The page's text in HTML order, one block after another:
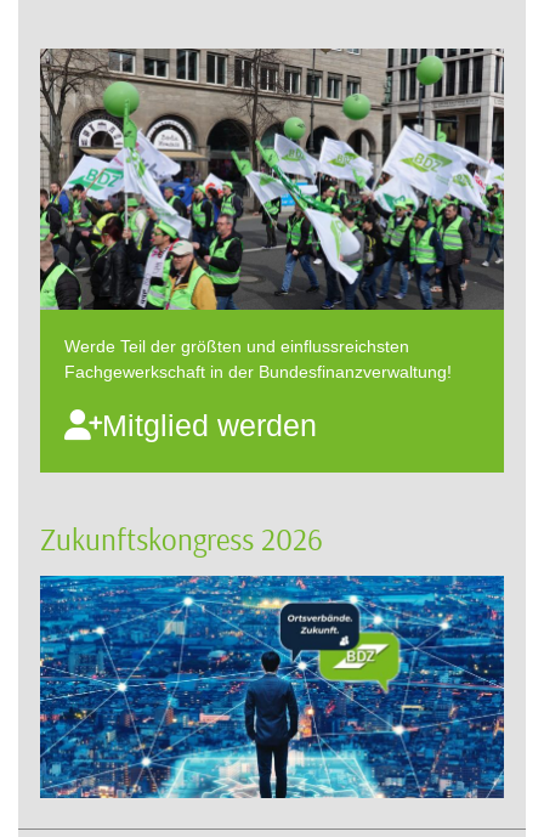
Werde Teil der größten und einflussreichsten
Fachgewerkschaft in der Bundesfinanzverwaltung!
Mitglied werden
Zukunftskongress 2026